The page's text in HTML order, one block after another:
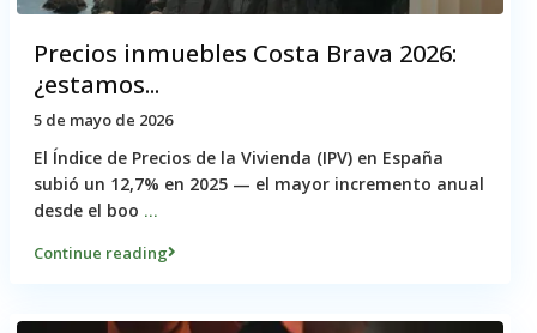
Precios inmuebles Costa Brava 2026:
¿estamos...
5 de mayo de 2026
El Índice de Precios de la Vivienda (IPV) en España
subió un 12,7% en 2025 — el mayor incremento anual
desde el boo ...
Continue reading